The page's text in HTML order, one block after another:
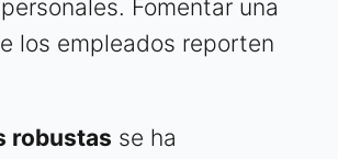
Fomentar una
los empleados reporten
robustas se ha